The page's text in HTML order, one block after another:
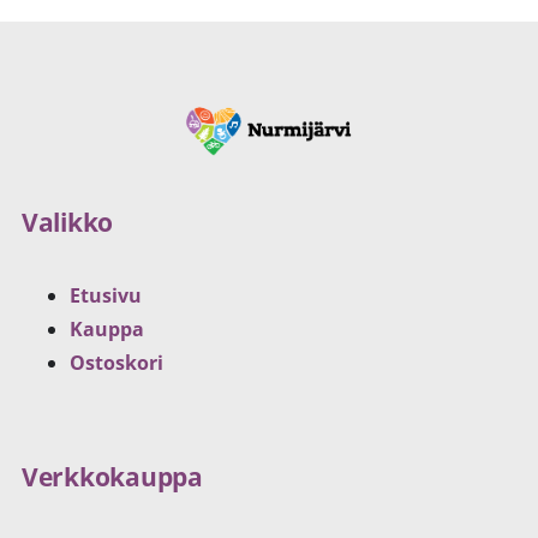
Valikko
Etusivu
Kauppa
Ostoskori
Verkkokauppa